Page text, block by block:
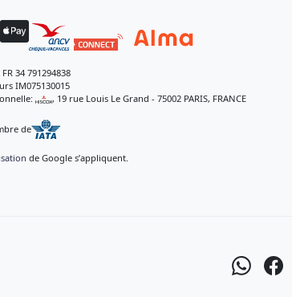
34 791294838
IM075130015
, 19 rue Louis Le Grand - 75002 PARIS, FRANCE
de
de Google s’appliquent.